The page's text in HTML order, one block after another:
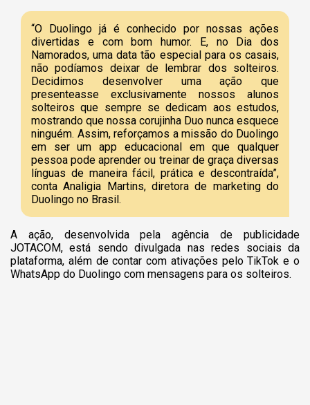
“O Duolingo já é conhecido por nossas ações
divertidas e com bom humor. E, no Dia dos
Namorados, uma data tão especial para os casais,
não podíamos deixar de lembrar dos solteiros.
Decidimos desenvolver uma ação que
presenteasse exclusivamente nossos alunos
solteiros que sempre se dedicam aos estudos,
mostrando que nossa corujinha Duo nunca esquece
ninguém. Assim, reforçamos a missão do Duolingo
em ser um app educacional em que qualquer
pessoa pode aprender ou treinar de graça diversas
línguas de maneira fácil, prática e descontraída”,
conta Analigia Martins, diretora de marketing do
Duolingo no Brasil.
A ação, desenvolvida pela agência de publicidade
JOTACOM, está sendo divulgada nas redes sociais da
plataforma, além de contar com ativações pelo TikTok e o
WhatsApp do Duolingo com mensagens para os solteiros.